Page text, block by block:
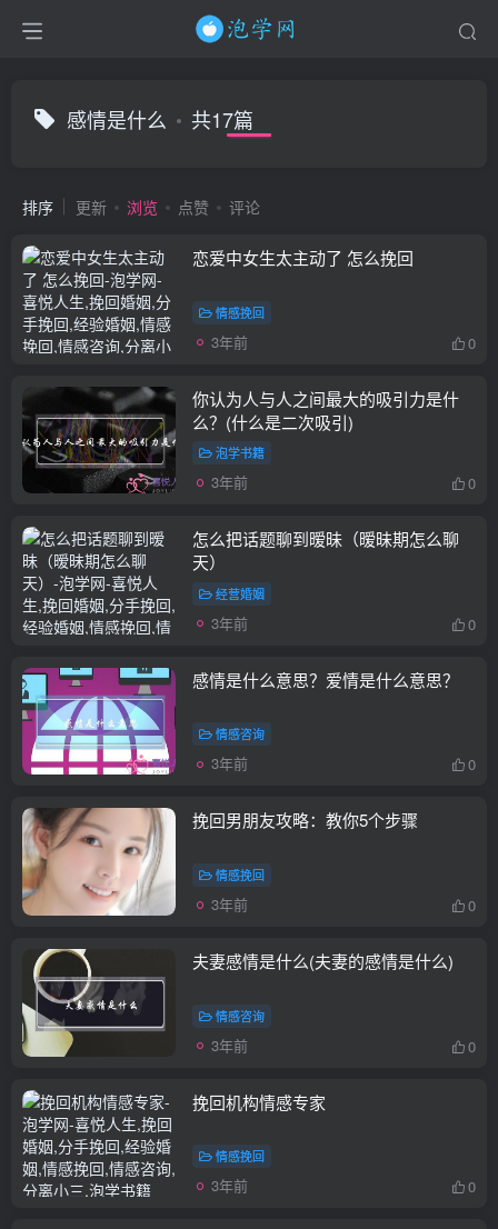
感情是什么 共17篇
排序 更新 浏览 点赞 评论
恋爱中女生太主动了 怎么挽回
情感挽回
3年前 0
你认为人与人之间最大的吸引力是什
么？(什么是二次吸引)
泡学书籍
3年前 0
怎么把话题聊到暧昧（暧昧期怎么聊
天）
经营婚姻
3年前 0
感情是什么意思？爱情是什么意思？
情感咨询
3年前 0
挽回男朋友攻略：教你5个步骤
情感挽回
3年前 0
夫妻感情是什么(夫妻的感情是什么)
情感咨询
3年前 0
挽回机构情感专家
情感挽回
3年前 0